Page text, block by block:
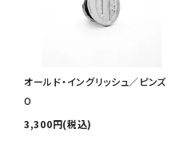
オールド・イングリッシュ／ピンズ
O
3,300円(税込)